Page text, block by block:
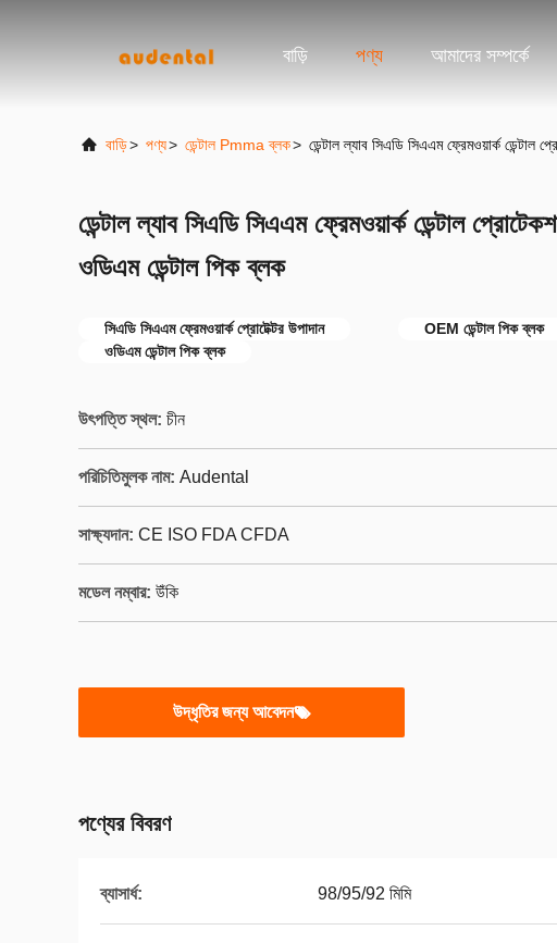
বাড়ি পণ্য আমাদের সম্পর্কে
বাড়ি> পণ্য> ডেন্টাল Pmma ব্লক> ডেন্টাল ল্যাব সিএডি সিএএম ফ্রেমওয়ার্ক
ডেন্টাল ল্যাব সিএডি সিএএম ফ্রেমওয়ার্ক ডেন্টাল
ওডিএম ডেন্টাল পিক ব্লক
সিএডি সিএএম ফ্রেমওয়ার্ক প্রোটেক্টর উপাদান
OEM ডেন্টাল পিক ব্লক
ওডিএম ডেন্টাল পিক ব্লক
উৎপত্তি স্থল: চীন
পরিচিতিমুলক নাম: Audental
সাক্ষ্যদান: CE ISO FDA CFDA
মডেল নম্বার: উঁকি
উদ্ধৃতির জন্য আবেদন
পণ্যের বিবরণ
ব্যাসার্ধ: 98/95/92 মিমি